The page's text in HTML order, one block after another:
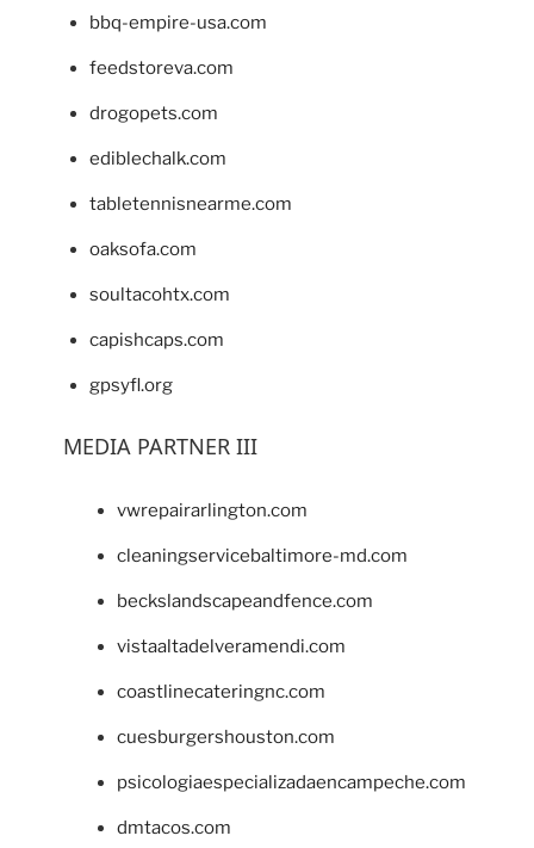
bbq-empire-usa.com
feedstoreva.com
drogopets.com
ediblechalk.com
tabletennisnearme.com
oaksofa.com
soultacohtx.com
capishcaps.com
gpsyfl.org
MEDIA PARTNER III
vwrepairarlington.com
cleaningservicebaltimore-md.com
beckslandscapeandfence.com
vistaaltadelveramendi.com
coastlinecateringnc.com
cuesburgershouston.com
psicologiaespecializadaencampeche.com
dmtacos.com